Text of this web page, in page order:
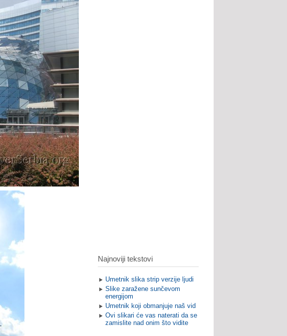
Najnoviji tekstovi
Umetnik slika strip verzije ljudi
Slike zaražene sunčevom
energijom
Umetnik koji obmanjuje naš vid
Ovi slikari će vas naterati da se
zamislite nad onim što vidite